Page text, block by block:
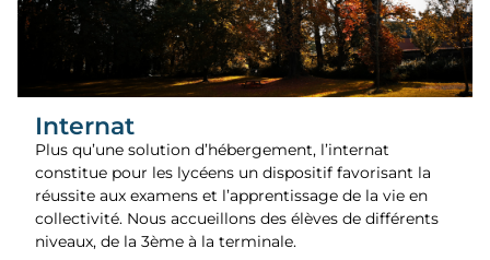
Internat
Plus qu’une solution d’hébergement, l’internat
constitue pour les lycéens un dispositif favorisant la
réussite aux examens et l’apprentissage de la vie en
collectivité. Nous accueillons des élèves de différents
niveaux, de la 3ème à la terminale.